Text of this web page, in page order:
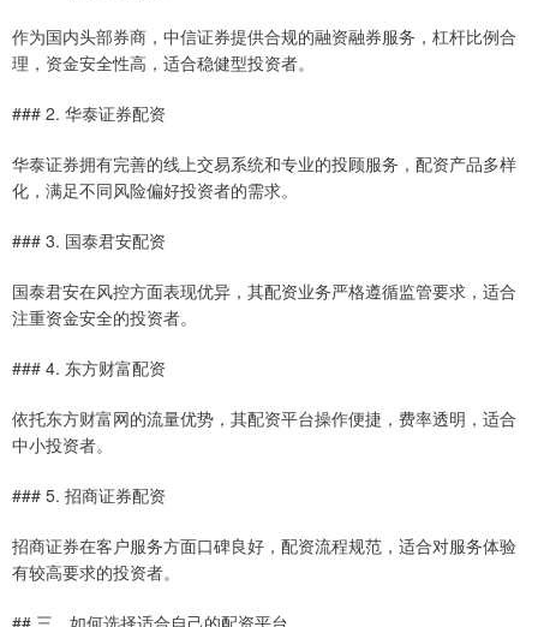
作为国内头部券商，中信证券提供合规的融资融券服务，杠杆比例合
理，资金安全性高，适合稳健型投资者。
### 2. 华泰证券配资
华泰证券拥有完善的线上交易系统和专业的投顾服务，配资产品多样
化，满足不同风险偏好投资者的需求。
### 3. 国泰君安配资
国泰君安在风控方面表现优异，其配资业务严格遵循监管要求，适合
注重资金安全的投资者。
### 4. 东方财富配资
依托东方财富网的流量优势，其配资平台操作便捷，费率透明，适合
中小投资者。
### 5. 招商证券配资
招商证券在客户服务方面口碑良好，配资流程规范，适合对服务体验
有较高要求的投资者。